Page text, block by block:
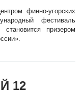
финно-угорских
фестиваль
призером
12